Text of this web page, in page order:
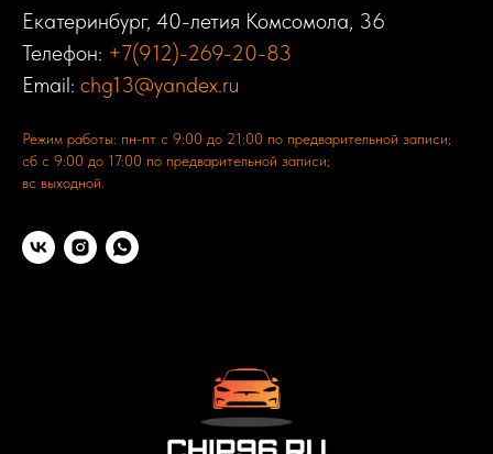
Екатеринбург, 40-летия Комсомола, 36
Телефон: +7(912)-269-20-83
Email: chg13@yandex.ru
Режим работы: пн-пт с 9:00 до 21:00 по предварительной записи;
сб с 9:00 до 17:00 по предварительной записи;
вс выходной.